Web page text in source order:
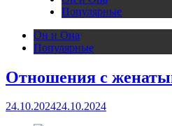
Популярные
Он и Она
Популярные
Отношения с
24.10.202424.10.2024